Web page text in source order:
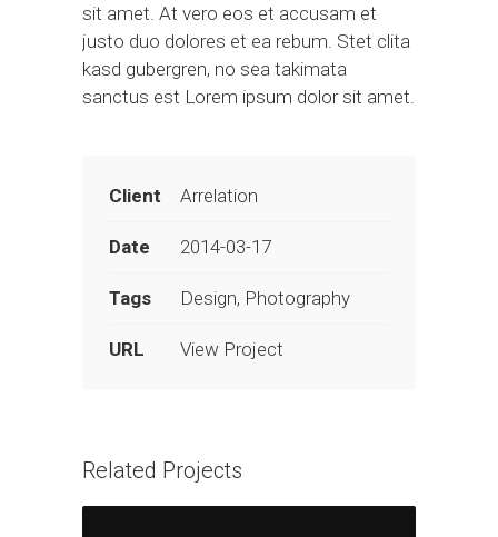
sit amet. At vero eos et accusam et
justo duo dolores et ea rebum. Stet clita
kasd gubergren, no sea takimata
sanctus est Lorem ipsum dolor sit amet.
Client Arrelation
Date 2014-03-17
Tags Design, Photography
URL View Project
Related Projects